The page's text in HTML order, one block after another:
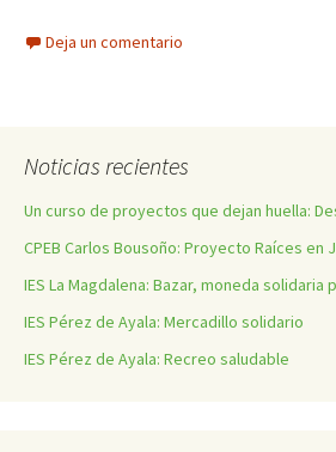
Deja un comentario
Noticias recientes
Un curso de proyectos que dejan huella:
CPEB Carlos Bousoño: Proyecto Raíces en
IES La Magdalena: Bazar, moneda
IES Pérez de Ayala: Mercadillo solidario
IES Pérez de Ayala: Recreo saludable